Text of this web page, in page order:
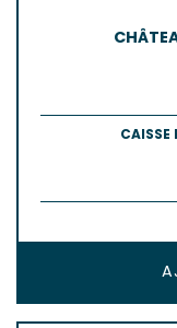
CAISSE